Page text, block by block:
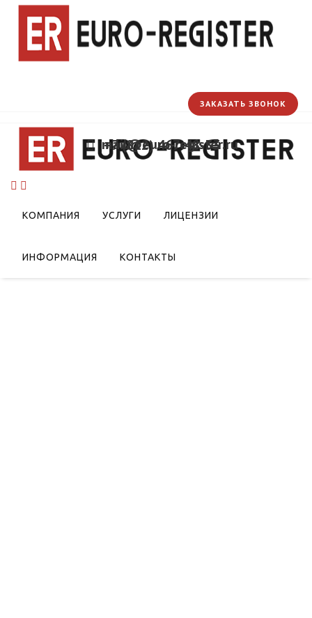
+7 (812) 467-48-33
mail@euro-register.ru
ЗАКАЗАТЬ ЗВОНОК
КОМПАНИЯ УСЛУГИ ЛИЦЕНЗИИ
ИНФОРМАЦИЯ КОНТАКТЫ
на ввоз LED
светодиодных